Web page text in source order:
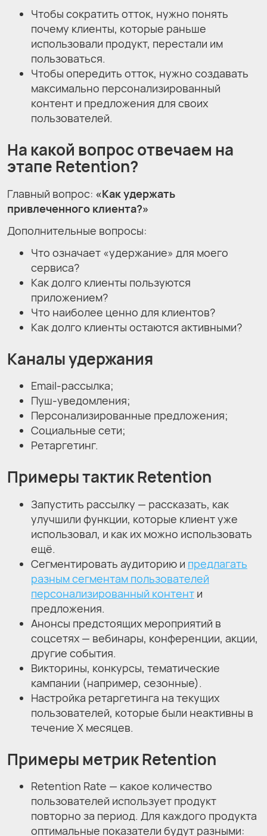
Чтобы сократить отток, нужно понять
почему клиенты, которые раньше
использовали продукт, перестали им
пользоваться.
Чтобы опередить отток, нужно создавать
максимально персонализированный
контент и предложения для своих
пользователей.
На какой вопрос отвечаем на
этапе Retention?
Главный вопрос: «Как удержать
привлеченного клиента?»
Дополнительные вопросы:
Что означает «удержание» для моего
сервиса?
Как долго клиенты пользуются
приложением?
Что наиболее ценно для клиентов?
Как долго клиенты остаются активными?
Каналы удержания
Email-рассылка;
Пуш-уведомления;
Персонализированные предложения;
Социальные сети;
Ретаргетинг.
Примеры тактик Retention
Запустить рассылку — рассказать, как
улучшили функции, которые клиент уже
использовал, и как их можно использовать
ещё.
Сегментировать аудиторию и предлагать
разным сегментам пользователей
персонализированный контент и
предложения.
Анонсы предстоящих мероприятий в
соцсетях — вебинары, конференции, акции,
другие события.
Викторины, конкурсы, тематические
кампании (например, сезонные).
Настройка ретаргетинга на текущих
пользователей, которые были неактивны в
течение Х месяцев.
Примеры метрик Retention
Retention Rate — какое количество
пользователей использует продукт
повторно за период. Для каждого продукта
оптимальные показатели будут разными: